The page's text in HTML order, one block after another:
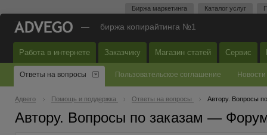
Биржа маркетинга Каталог услуг
— биржа копирайтинга №1
Работа в интернете Заказчику Магазин статей Сервис
Ответы на вопросы Пользовательское соглашение Новости
Адвего Помощь и поддержка Ответы на вопросы Автору. Вопросы
Автору. Вопросы по заказам —